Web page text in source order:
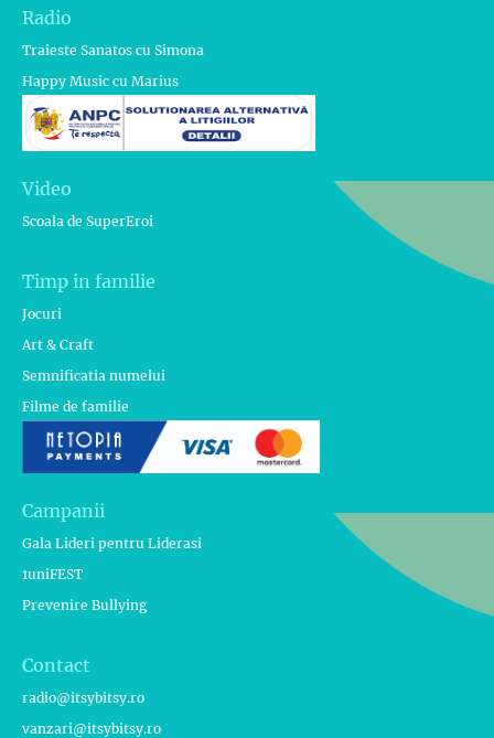
Radio
Traieste Sanatos cu Simona
Happy Music cu Marius
Video
Scoala de SuperEroi
Timp in familie
Jocuri
Art & Craft
Semnificatia numelui
Filme de familie
Campanii
Gala Lideri pentru Liderasi
1uniFEST
Prevenire Bullying
Contact
radio@itsybitsy.ro
vanzari@itsybitsy.ro